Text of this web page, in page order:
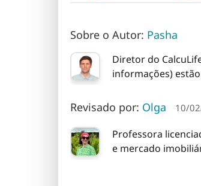
Sobre o Autor: Pasha
Diretor do
informações)
Revisado por: Olga 10/
Professora
e mercado